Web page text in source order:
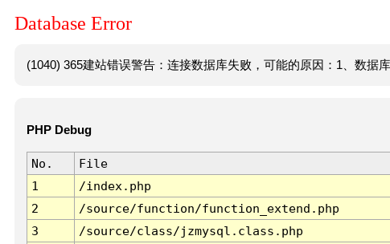
Database Error
(1040) 365建站错误警告：连接数据库失败，可能的原因：1、数据
PHP Debug
No. File
1
/index.php
2
/source/function/function_extend.php
3
/source/class/jzmysql.class.php